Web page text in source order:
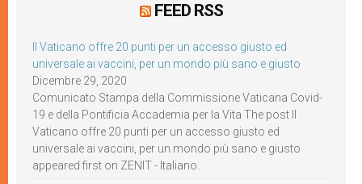
FEED RSS
Il Vaticano offre 20 punti per un accesso giusto ed
universale ai vaccini, per un mondo più sano e giusto
Dicembre 29, 2020
Comunicato Stampa della Commissione Vaticana Covid-
19 e della Pontificia Accademia per la Vita The post Il
Vaticano offre 20 punti per un accesso giusto ed
universale ai vaccini, per un mondo più sano e giusto
appeared first on ZENIT - Italiano.